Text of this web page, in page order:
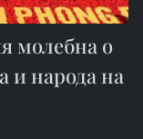
молебна о
и народа на